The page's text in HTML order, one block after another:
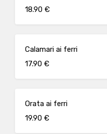
18.90 €
Calamari ai ferri
17.90 €
Orata ai ferri
19.90 €